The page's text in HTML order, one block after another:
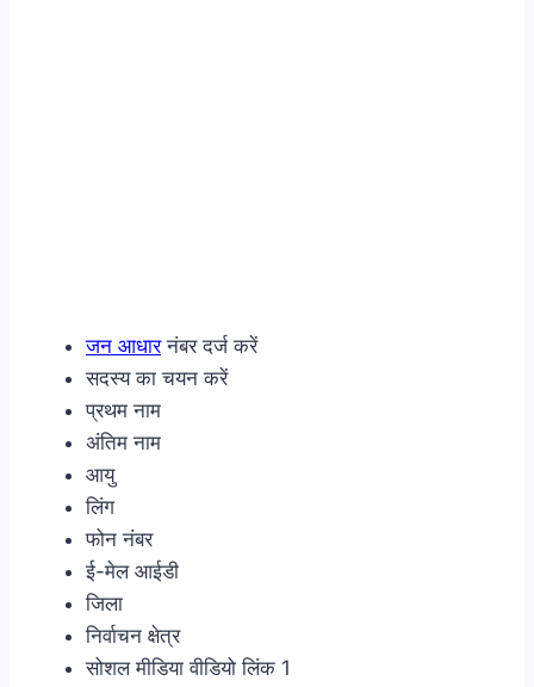
जन आधारनंबर दर्ज करें
सदस्य का चयन करें
प्रथम नाम
अंतिम नाम
आयु
लिंग
फोन नंबर
ई-मेल आईडी
जिला
निर्वाचन क्षेत्र
सोशल मीडिया वीडियो लिंक 1